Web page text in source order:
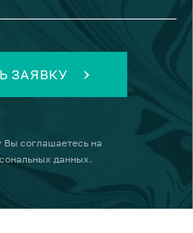
ЗАЯВКУ
Вы соглашаетесь на
данных.